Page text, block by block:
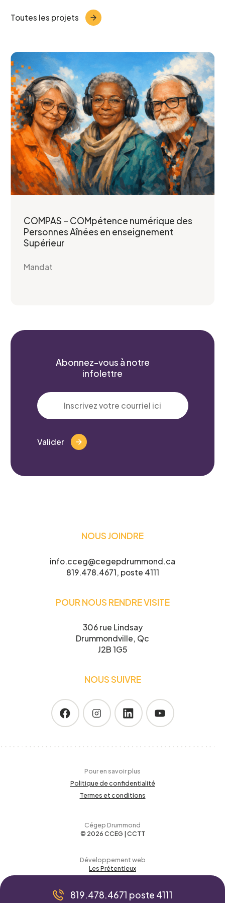
Toutes les projets
COMPAS – COMpétence numérique des
Personnes Aînées en enseignement
Supérieur
Mandat
Abonnez-vous à notre
infolettre
Valider
NOUS JOINDRE
info.cceg@cegepdrummond.ca
819.478.4671, poste 4111
POUR NOUS RENDRE VISITE
306 rue Lindsay
Drummondville, Qc
J2B 1G5
NOUS SUIVRE
Pour en savoir plus
Politique de confidentialité
Termes et conditions
Cégep Drummond
© 2026 CCEG | CCTT
Développement web
Les Prétentieux
819.478.4671 poste 4111
Prénom*
Courriel*
participer
la Politique de confidentialité du CCEG.